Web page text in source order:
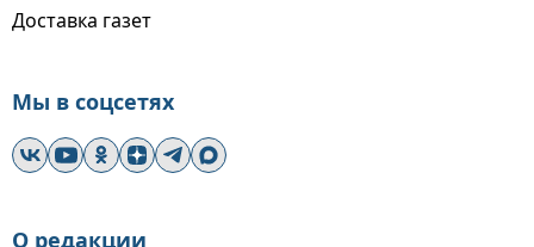
Доставка газет
Мы в соцсетях
О редакции